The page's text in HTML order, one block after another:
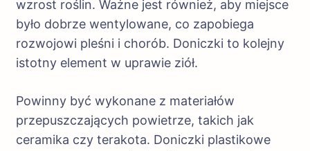
wzrost roślin. Ważne jest również, aby miejsce
było dobrze wentylowane, co zapobiega
rozwojowi pleśni i chorób. Doniczki to kolejny
istotny element w uprawie ziół.
Powinny być wykonane z materiałów
przepuszczających powietrze, takich jak
ceramika czy terakota. Doniczki plastikowe